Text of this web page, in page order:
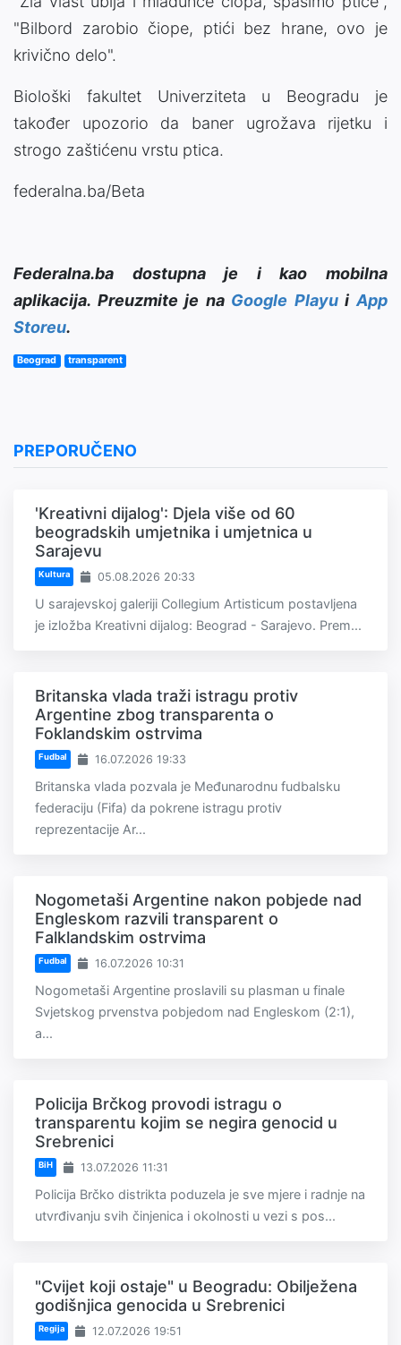
"Bilbord zarobio čiope, ptići bez hrane, ovo je
krivično delo".
Biološki fakultet Univerziteta u Beogradu je
također upozorio da baner ugrožava rijetku i
strogo zaštićenu vrstu ptica.
federalna.ba/Beta
Federalna.ba dostupna je i kao mobilna
aplikacija. Preuzmite je na Google PlayuiApp
Storeu.
Beograd transparent
PREPORUČENO
'Kreativni dijalog': Djela više od 60
beogradskih umjetnika i umjetnica u
Sarajevu
Kultura 05.08.2026 20:33
U sarajevskoj galeriji Collegium Artisticum postavljena
je izložba Kreativni dijalog: Beograd - Sarajevo. Prem...
Britanska vlada traži istragu protiv
Argentine zbog transparenta o
Foklandskim ostrvima
Fudbal 16.07.2026 19:33
Britanska vlada pozvala je Međunarodnu fudbalsku
federaciju (Fifa) da pokrene istragu protiv
reprezentacije Ar...
Nogometaši Argentine nakon pobjede nad
Engleskom razvili transparent o
Falklandskim ostrvima
Fudbal 16.07.2026 10:31
Nogometaši Argentine proslavili su plasman u finale
Svjetskog prvenstva pobjedom nad Engleskom (2:1),
a...
Policija Brčkog provodi istragu o
transparentu kojim se negira genocid u
Srebrenici
BiH 13.07.2026 11:31
Policija Brčko distrikta poduzela je sve mjere i radnje na
utvrđivanju svih činjenica i okolnosti u vezi s pos...
"Cvijet koji ostaje" u Beogradu: Obilježena
godišnjica genocida u Srebrenici
Regija 12.07.2026 19:51